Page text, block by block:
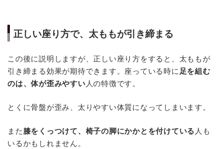
正しい座り方で、太ももが引き締まる
この後に説明しますが、正しい座り方をすると、太ももが
引き締まる効果が期待できます。座っている時に 足を組む
のは、体が歪みやすい 人の特徴です。
とくに骨盤が歪み、太りやすい体質になってしまいます。
また 膝をくっつけて、椅子の脚にかかとを付けている 人も
いるかもしれません。